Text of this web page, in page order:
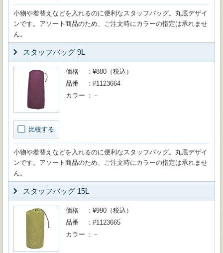
小物や着替えなどを入れるのに便利なスタッフバッグ。丸底デザイ
ンです。アソート商品のため、ご注文時にカラーの指定は承れませ
ん。
スタッフバッグ 9L
比較する
価格
¥880（税込）
品番
#1123664
カラー
－
小物や着替えなどを入れるのに便利なスタッフバッグ。丸底デザイ
ンです。アソート商品のため、ご注文時にカラーの指定は承れませ
ん。
スタッフバッグ 15L
価格
¥990（税込）
品番
#1123665
カラー
－